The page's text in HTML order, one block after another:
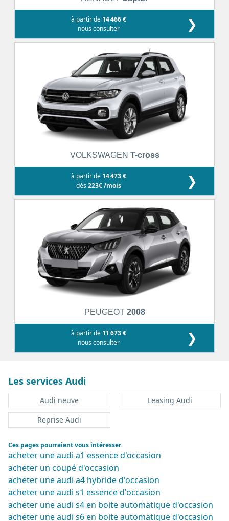
à partir de 14 466 €
nous consulter
❯
VOLKSWAGEN T-cross
à partir de 14 473 €
dès223€ /mois ❯
PEUGEOT 2008
à partir de 11 673 €
nous consulter
❯
Les services Audi
Audi neuve
Leasing Audi
Reprise Audi
Ces pages pourraient vous intéresser
acheter une audi a1 essence d'occasion
acheter un coupé d'occasion
acheter une audi a4 hybride d'occasion
acheter une audi s1 essence d'occasion
acheter une audi s4 en boite automatique d'occasion
acheter une audi s6 en boite automatique d'occasion